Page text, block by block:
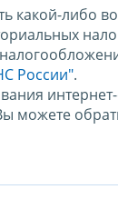
какой-либо
России".
можете